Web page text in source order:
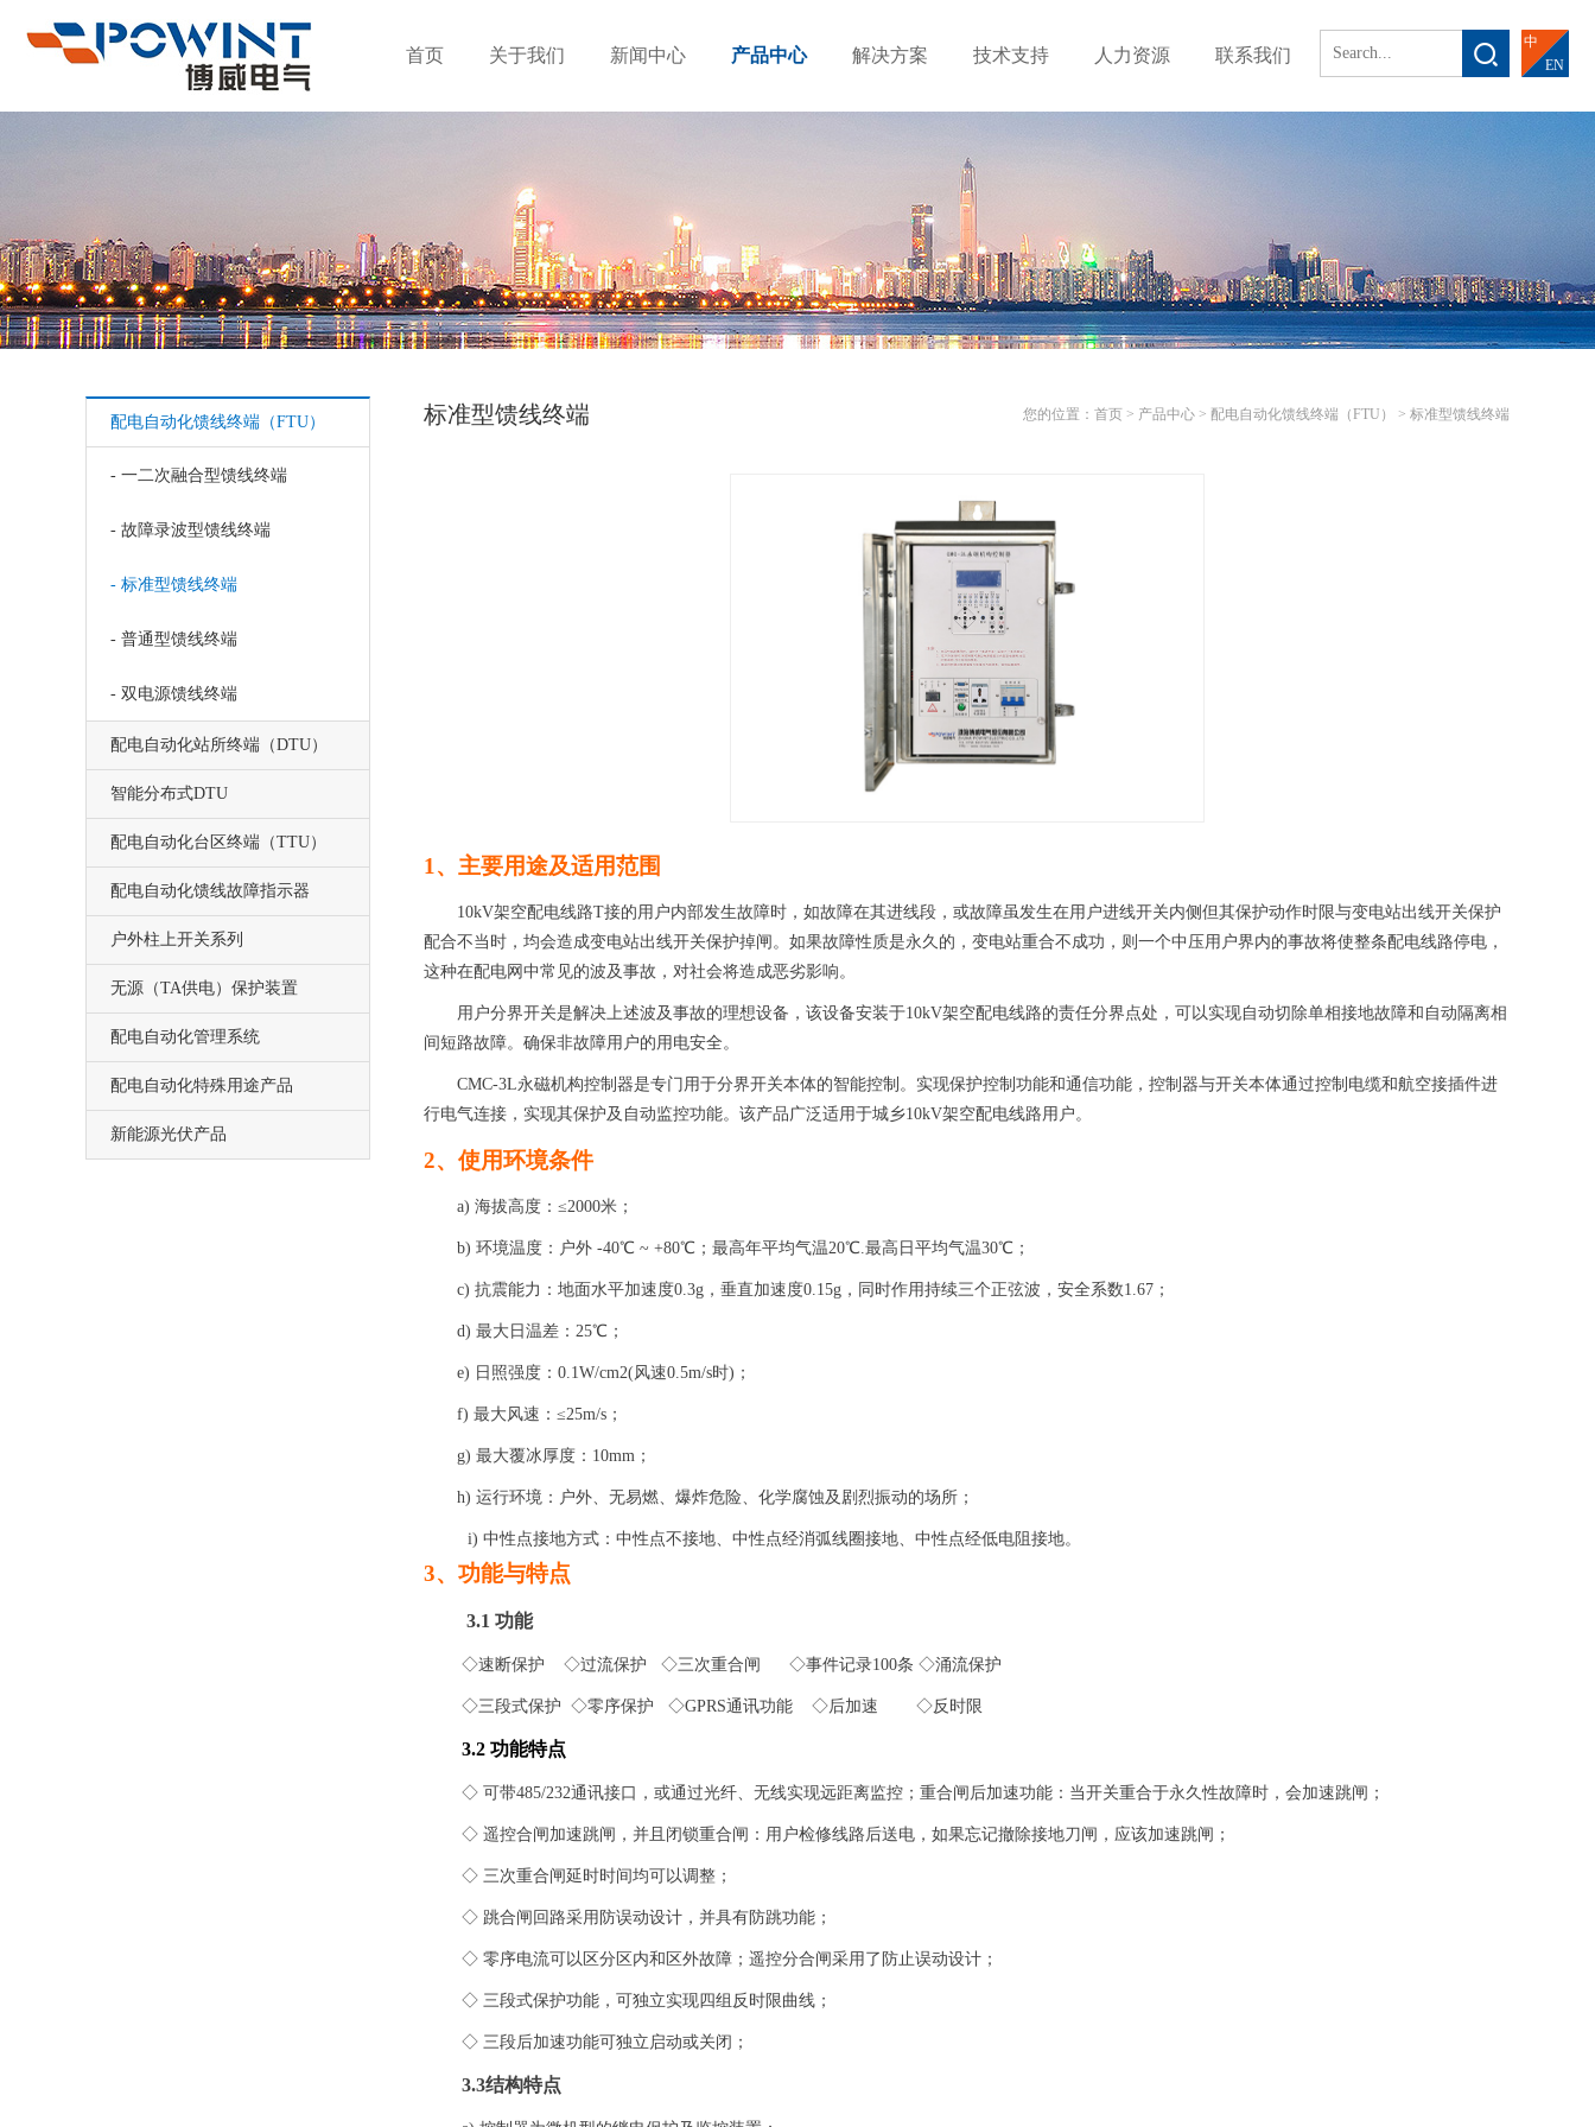
中
EN
首页 关于我们 新闻中心 产品中心 解决方案 技术支持 人力资源 联系我们
配电自动化馈线终端（FTU）
- 一二次融合型馈线终端
- 故障录波型馈线终端
- 标准型馈线终端
- 普通型馈线终端
- 双电源馈线终端
配电自动化站所终端（DTU）
智能分布式DTU
配电自动化台区终端（TTU）
配电自动化馈线故障指示器
户外柱上开关系列
无源（TA供电）保护装置
配电自动化管理系统
配电自动化特殊用途产品
新能源光伏产品
标准型馈线终端 您的位置： 首页 > 产品中心 > 配电自动化馈线终端（FTU） > 标准型馈线终端
1、 主要用途及适用范围
10kV架空配电线路T接的用户内部发生故障时，如故障在其进线段，或故障虽发生在用户进线开关内侧但其保护动作时限与变电站出线开关保护
配合不当时，均会造成变电站出线开关保护掉闸。如果故障性质是永久的，变电站重合不成功，则一个中压用户界内的事故将使整条配电线路停电，
这种在配电网中常见的波及事故，对社会将造成恶劣影响。
用户分界开关是解决上述波及事故的理想设备，该设备安装于10kV架空配电线路的责任分界点处，可以实现自动切除单相接地故障和自动隔离相
间短路故障。确保非故障用户的用电安全。
CMC-3L永磁机构控制器是专门用于分界开关本体的智能控制。实现保护控制功能和通信功能，控制器与开关本体通过控制电缆和航空接插件进
行电气连接，实现其保护及自动监控功能。该产品广泛适用于城乡10kV架空配电线路用户。
2、 使用环境条件
a) 海拔高度： ≤2000米 ；
b) 环境温度：户外 -40℃ ~ +80℃ ；最高年平均气温20℃. 最高日平均气温30℃ ；
c) 抗震能力：地面水平加速度0.3g ， 垂直加速度0.15g ， 同时作用持续三个正弦波 ， 安全系数1.67 ；
d) 最大日温差： 25℃ ；
e) 日照强度： 0.1W/cm2( 风速0.5m/s时) ；
f) 最大风速： ≤25m/s ；
g) 最大覆冰厚度： 10mm ；
h) 运行环境：户外、无易燃、爆炸危险、化学腐蚀及剧烈振动的场所 ；
i) 中性点接地方式：中性点不接地、中性点经消弧线圈接地、中性点经低电阻接地。
3、功能与特点
3.1 功能
◇速断保护 ◇过流保护 ◇三次重合闸 ◇事件记录100条 ◇涌流保护
◇三段式保护 ◇零序保护 ◇GPRS通讯功能 ◇后加速 ◇反时限
3.2 功能特点
◇ 可带485/232通讯接口，或通过光纤、无线实现远距离监控；重合闸后加速功能：当开关重合于永久性故障时，会加速跳闸；
◇ 遥控合闸加速跳闸，并且闭锁重合闸：用户检修线路后送电，如果忘记撤除接地刀闸，应该加速跳闸；
◇ 三次重合闸延时时间均可以调整；
◇ 跳合闸回路采用防误动设计，并具有防跳功能；
◇ 零序电流可以区分区内和区外故障；遥控分合闸采用了防止误动设计；
◇ 三段式保护功能，可独立实现四组反时限曲线；
◇ 三段后加速功能可独立启动或关闭；
3.3结构特点